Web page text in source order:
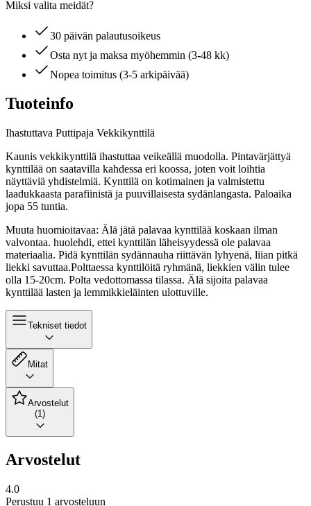
Miksi valita meidät?
30 päivän palautusoikeus
Osta nyt ja maksa myöhemmin (3-48 kk)
Nopea toimitus (3-5 arkipäivää)
Tuoteinfo
Ihastuttava Puttipaja Vekkikynttilä
Kaunis vekkikynttilä ihastuttaa veikeällä muodolla. Pintavärjättyä
kynttilää on saatavilla kahdessa eri koossa, joten voit loihtia
näyttäviä yhdistelmiä. Kynttilä on kotimainen ja valmistettu
laadukkaasta parafiinistä ja puuvillaisesta sydänlangasta. Paloaika
jopa 55 tuntia.
Muuta huomioitavaa: Älä jätä palavaa kynttilää koskaan ilman
valvontaa. huolehdi, ettei kynttilän läheisyydessä ole palavaa
materiaalia. Pidä kynttilän sydännauha riittävän lyhyenä, liian pitkä
liekki savuttaa.Polttaessa kynttilöitä ryhmänä, liekkien välin tulee
olla 15-20cm. Polta vedottomassa tilassa. Älä sijoita palavaa
kynttilää lasten ja lemmikkieläinten ulottuville.
Tekniset tiedot
Mitat
Arvostelut
(1)
Arvostelut
4.0
Perustuu 1 arvosteluun